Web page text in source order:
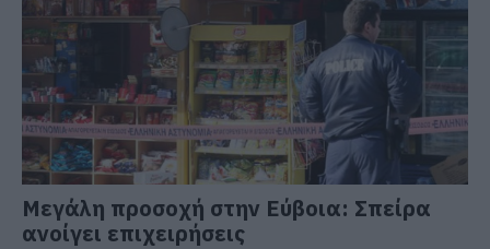
Μεγάλη προσοχή στην Εύβοια: Σπείρα
ανοίγει επιχειρήσεις